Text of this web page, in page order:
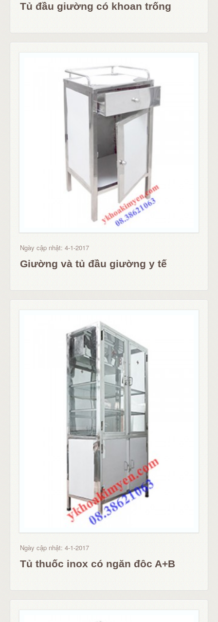
Tủ đầu giường có khoan trống
Ngày cập nhật: 4-1-2017
Giường và tủ đầu giường y tế
Ngày cập nhật: 4-1-2017
Tủ thuốc inox có ngăn đôc A+B